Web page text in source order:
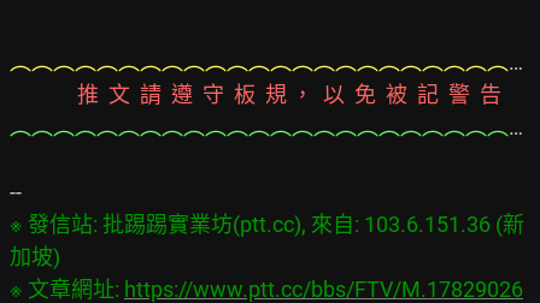
︵︵︵︵︵︵︵︵︵︵︵︵︵︵︵︵︵︵︵︵︵︵︵︵︵︵︵︵︵︵︵︵︵︵︵︵︵︵︵
              推  文  請  遵  守  板  規 ，  以  免  被  記  警  告
︵︵︵︵︵︵︵︵︵︵︵︵︵︵︵︵︵︵︵︵︵︵︵︵︵︵︵︵︵︵︵︵︵︵︵︵︵︵︵
※ 發信站: 批踢踢實業坊(ptt.cc), 來自: 103.6.151.36 (新
加坡)
※ 文章網址: https://www.ptt.cc/bbs/FTV/M.17829026